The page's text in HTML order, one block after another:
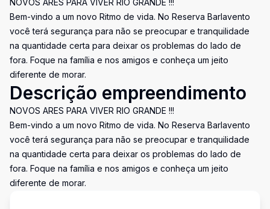
NOVOS ARES PARA VIVER RIO GRANDE !!!
Bem-vindo a um novo Ritmo de vida. No Reserva Barlavento
você terá segurança para não se preocupar e tranquilidade
na quantidade certa para deixar os problemas do lado de
fora. Foque na família e nos amigos e conheça um jeito
diferente de morar.
Descrição empreendimento
NOVOS ARES PARA VIVER RIO GRANDE !!!
Bem-vindo a um novo Ritmo de vida. No Reserva Barlavento
você terá segurança para não se preocupar e tranquilidade
na quantidade certa para deixar os problemas do lado de
fora. Foque na família e nos amigos e conheça um jeito
diferente de morar.